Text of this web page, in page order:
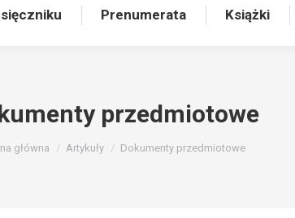
Prenumerata Książki
przedmiotowe
główna Artykuły Dokumenty przedmiotowe